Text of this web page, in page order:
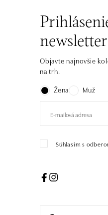
Objavte najnovšie
na trh.
Žena
Muž
Súhlasím s